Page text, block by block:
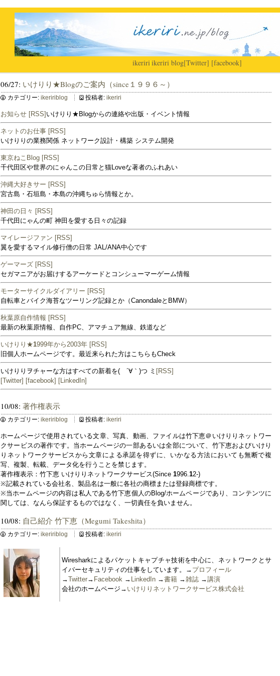
ikeriri|ikeriri blog[Twitter] [facebook]
06/27: いけりり★Blogのご案内（since１９９６～）
カテゴリー: ikeririblog 投稿者: ikeriri
お知らせ [RSS] いけりり★Blogからの連絡や出版・イベント情報
ネットのお仕事 [RSS]
いけりりの業務関係 ネットワーク設計・構築 システム開発
東京ねこBlog [RSS]
千代田区や世界のにゃんこの日常と猫Loveな著者のふれあい
沖縄大好きサー [RSS]
宮古島・石垣島・本島の沖縄ちゅら情報とか。
神田の日々 [RSS]
千代田にゃんの町 神田を愛する日々の記録
マイレージファン [RSS]
翼を愛するマイル修行僧の日常 JAL/ANA中心です
ゲーマーズ [RSS]
セガマニアがお届けするアーケードとコンシューマーゲーム情報
モーターサイクルダイアリー [RSS]
自転車とバイク海苔なツーリング記録とか（CanondaleとBMW）
秋葉原自作情報 [RSS]
最新の秋葉原情報、自作PC、アマチュア無線、鉄道など
いけりり★1999年から2003年 [RSS]
旧個人ホームページです。最近来られた方はこちらもCheck
いけりりヲチャーな方はすべての新着を( ´∀｀)つ ミ [RSS]
[Twitter] [facebook] [LinkedIn]
10/08: 著作権表示
カテゴリー: ikeririblog 投稿者: ikeriri
ホームページで使用されている文章、写真、動画、ファイルは竹下恵＠いけりりネットワー
クサービスの著作です。当ホームページの一部あるいは全部について、竹下恵およびいけり
りネットワークサービスから文章による承諾を得ずに、いかなる方法においても無断で複
写、複製、転載、データ化を行うことを禁じます。
著作権表示：竹下恵 いけりりネットワークサービス(Since 1996.12-)
※記載されている会社名、製品名は一般に各社の商標または登録商標です。
※当ホームページの内容は私人である竹下恵個人のBlog/ホームページであり、コンテンツに
関しては、なんら保証するものではなく、一切責任を負いません。
10/08: 自己紹介 竹下恵（Megumi Takeshita）
カテゴリー: ikeririblog 投稿者: ikeriri
Wiresharkによるパケットキャプチャ技術を中心に、ネットワークとサ
イバーセキュリティの仕事をしています。→ プロフィール
→Twitter→ Facebook → LinkedIn →書籍 →雑誌 →講演
会社のホームページ→ いけりりネットワークサービス株式会社